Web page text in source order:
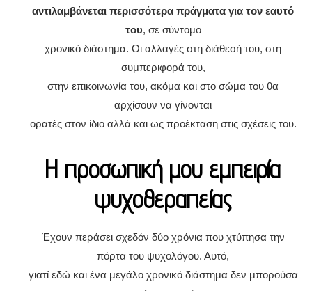
αντιλαμβάνεται περισσότερα πράγματα για τον εαυτό
του, σε σύντομο
χρονικό διάστημα. Οι αλλαγές στη διάθεσή του, στη
συμπεριφορά του,
στην επικοινωνία του, ακόμα και στο σώμα του θα
αρχίσουν να γίνονται
ορατές στον ίδιο αλλά και ως προέκταση στις σχέσεις του.
Η προσωπική μου εμπειρία
ψυχοθεραπείας
Έχουν περάσει σχεδόν δύο χρόνια που χτύπησα την
πόρτα του ψυχολόγου. Αυτό,
γιατί εδώ και ένα μεγάλο χρονικό διάστημα δεν μπορούσα